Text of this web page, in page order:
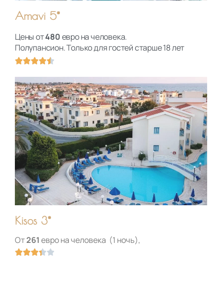
Amavi 5*
Цены от480евро на человека.
Полупансион. Только для гостей старше 18 лет

е
н
к
а
4
.
5
и
Kisos 3*
От261 евро на человека (1 ночь),
